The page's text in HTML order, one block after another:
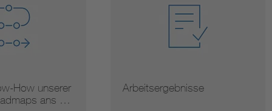
How unserer
ans …
Arbeitsergebnisse